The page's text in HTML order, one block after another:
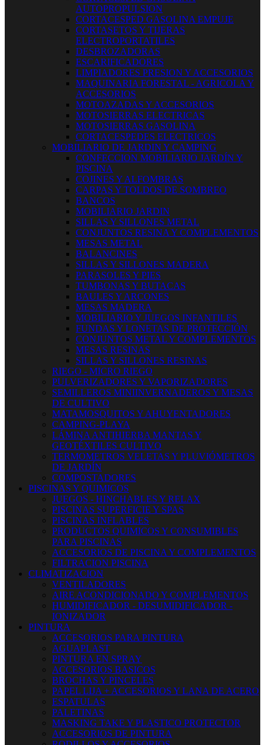
AUTOPROPULSION
CORTACESPED GASOLINA EMPUJE
CORTASETOS Y TIJERAS
ELECTROPORTATILES
DESBROZADORAS
ESCARIFICADORES
LIMPIADORES PRESION Y ACCESORIOS
MAQUINARIA FORESTAL - AGRICOLA Y
ACCESORIOS
MOTOAZADAS Y ACCESORIOS
MOTOSIERRAS ELECTRICAS
MOTOSIERRAS GASOLINA
CORTACESPEDES ELECTRICOS
MOBILIARIO DE JARDIN Y CAMPING
CONFECCION MOBILIARIO JARDÍN Y
PISCINA
COJINES Y ALFOMBRAS
CARPAS Y TOLDOS DE SOMBREO
BANCOS
MOBILIARIO JARDIN
SILLAS Y SILLONES METAL
CONJUNTOS RESINA Y COMPLEMENTOS
MESAS METAL
BALANCINES
SILLAS Y SILLONES MADERA
PARASOLES Y PIES
TUMBONAS Y BUTACAS
BAULES Y ARCONES
MESAS MADERA
MOBILIARIO Y JUEGOS INFANTILES
FUNDAS Y LONETAS DE PROTECCIÓN
CONJUNTOS METAL Y COMPLEMENTOS
MESAS RESINAS
SILLAS Y SILLONES RESINAS
RIEGO - MICRO RIEGO
PULVERIZADORES Y VAPORIZADORES
SEMILLEROS MINIINVERNADEROS Y MESAS
DE CULTIVO
MATAMOSQUITOS Y AHUYENTADORES
CAMPING-PLAYA
LÁMINA ANTIHIERBA MANTAS Y
GEOTÉXTILES CULTIVO
TERMOMETROS VELETAS Y PLUVIÓMETROS
DE JARDÍN
COMPOSTADORES
PISCINAS Y QUIMICOS
JUEGOS - HINCHABLES Y RELAX
PISCINAS SUPERFICIE Y SPAS
PISCINAS INFLABLES
PRODUCTOS QUIMICOS Y CONSUMIBLES
PARA PISCINAS
ACCESORIOS DE PISCINA Y COMPLEMENTOS
FILTRACION PISCINA
CLIMATIZACION
VENTILADORES
AIRE ACONDICIONADO Y COMPLEMENTOS
HUMIDIFICADOR - DESUMIDIFICADOR -
IONIZADOR
PINTURA
ACCESORIOS PARA PINTURA
AGUAPLAST
PINTURA EN SPRAY
ACCESORIOS BASICOS
BROCHAS Y PINCELES
PAPEL LIJA + ACCESORIOS Y LANA DE ACERO
ESPATULAS
PALETINAS
MASKING TAKE Y PLASTICO PROTECTOR
ACCESORIOS DE PINTURA